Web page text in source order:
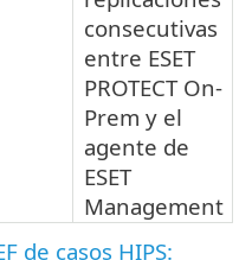
consecutivas
entre ESET
PROTECT On-
Prem y el
agente de
ESET
Management
de casos HIPS: